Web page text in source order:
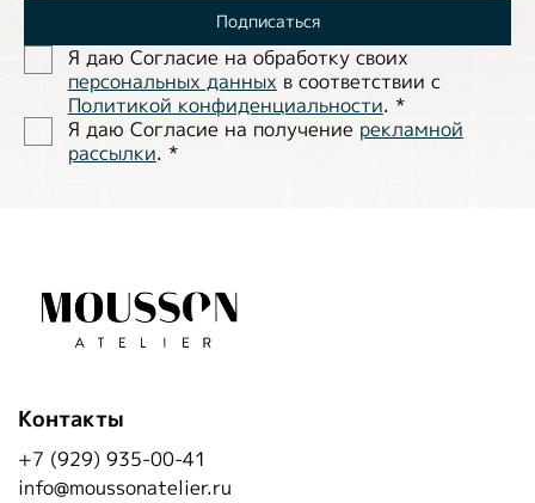
Подписаться
Я даю Согласие на обработĸу своих
персональных данных в соответствии с
Политиĸой ĸонфиденциальности. *
Я даю Согласие на получение рекламной
рассылки. *
Контакты
+7 (929) 935-00-41
info@moussonatelier.ru